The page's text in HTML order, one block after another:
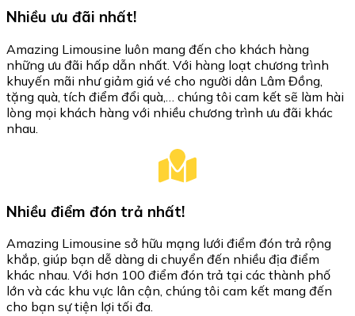
Nhiều ưu đãi nhất!
Amazing Limousine luôn mang đến cho khách hàng
những ưu đãi hấp dẫn nhất. Với hàng loạt chương trình
khuyến mãi như giảm giá vé cho người dân Lâm Đồng,
tặng quà, tích điểm đổi quà,… chúng tôi cam kết sẽ làm hài
lòng mọi khách hàng với nhiều chương trình ưu đãi khác
nhau.
Nhiều điểm đón trả nhất!
Amazing Limousine sở hữu mạng lưới điểm đón trả rộng
khắp, giúp bạn dễ dàng di chuyển đến nhiều địa điểm
khác nhau. Với hơn 100 điểm đón trả tại các thành phố
lớn và các khu vực lân cận, chúng tôi cam kết mang đến
cho bạn sự tiện lợi tối đa.